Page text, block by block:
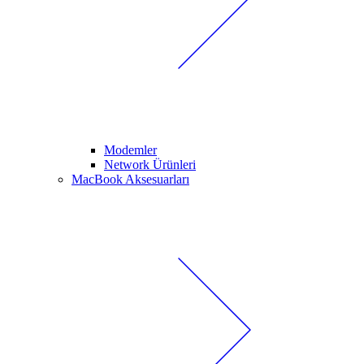
Modemler
Network Ürünleri
MacBook Aksesuarları